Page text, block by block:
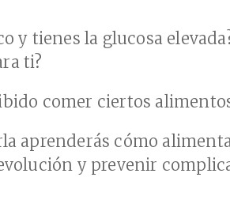
y tienes la glucosa
ti?
comer ciertos
aprenderás cómo
y prevenir